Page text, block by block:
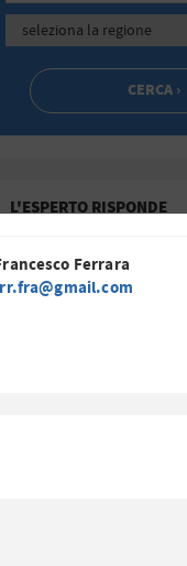
L'ESPERTO RISPONDE
Ferrara